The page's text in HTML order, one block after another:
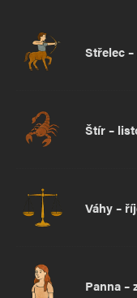
Střelec
Štír –
Váhy –
Panna –